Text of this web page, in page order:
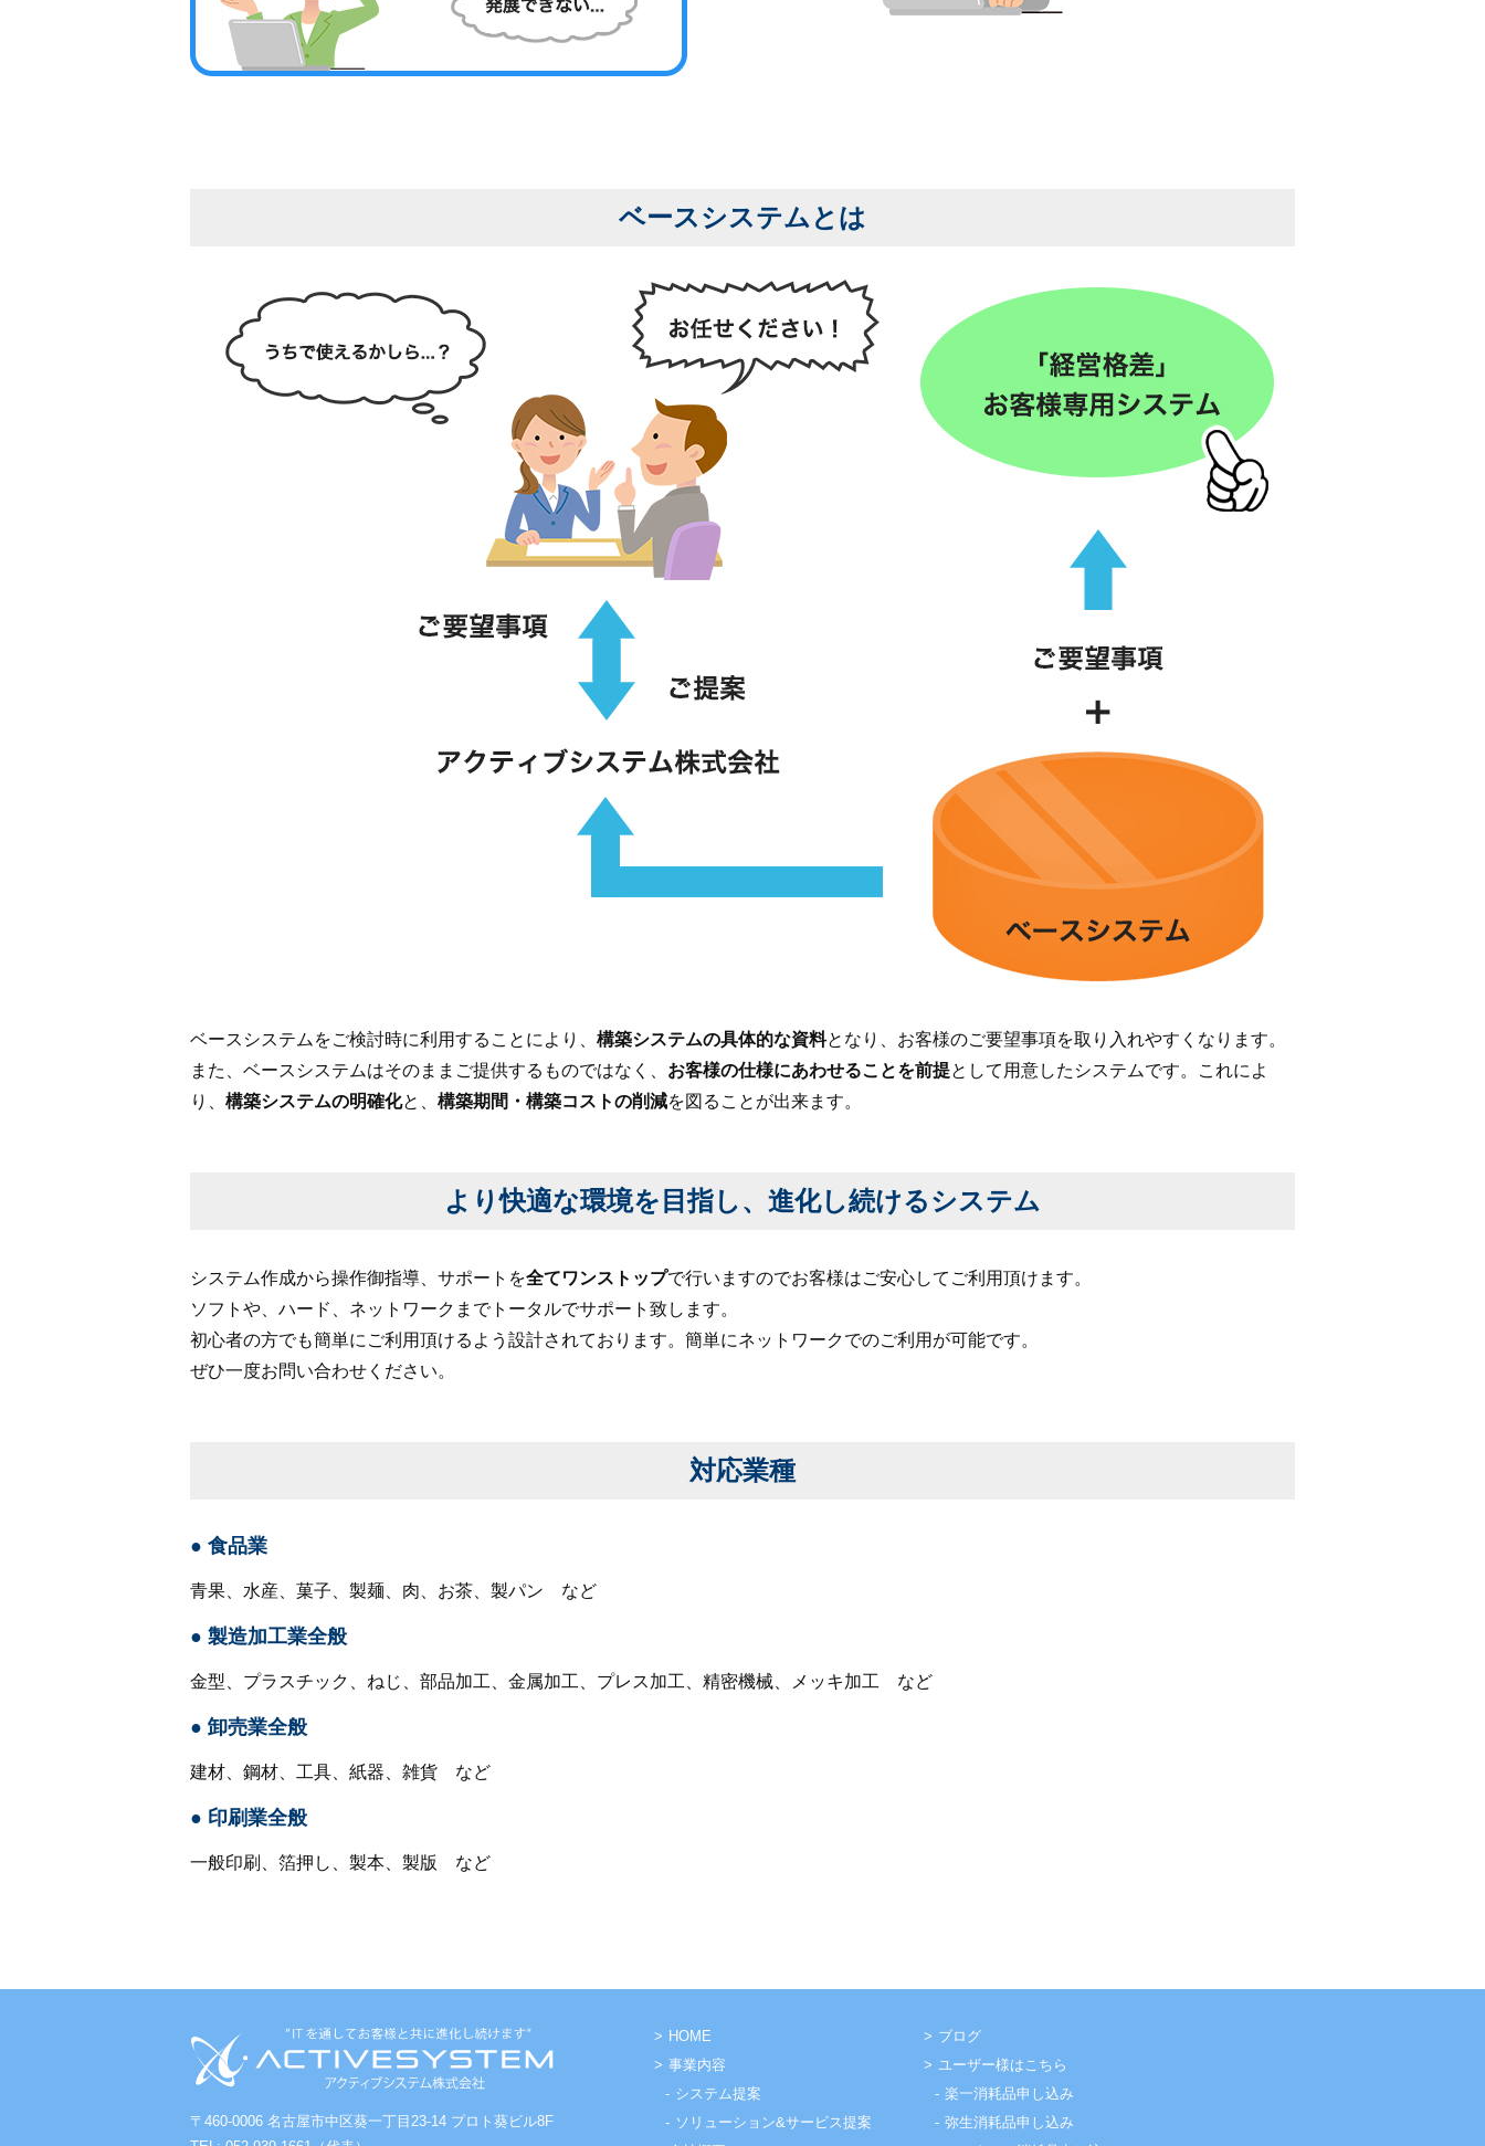
ベースシステムとは
ベースシステムをご検討時に利用することにより、 構築システムの具体的な資料となり、お客様のご要望事項を取り入れやすくなります。
また、ベースシステムはそのままご提供するものではなく、 お客様の仕様にあわせることを前提として用意したシステムです。これによ
り、 構築システムの明確化と、 構築期間・構築コストの削減を図ることが出来ます。
より快適な環境を目指し、進化し続けるシステム
システム作成から操作御指導、サポートを全てワンストップで行いますのでお客様はご安心してご利用頂けます。
ソフトや、ハード、ネットワークまでトータルでサポート致します。
初心者の方でも簡単にご利用頂けるよう設計されております。簡単にネットワークでのご利用が可能です。
ぜひ一度お問い合わせください。
対応業種
食品業
青果、水産、菓子、製麺、肉、お茶、製パン など
製造加工業全般
金型、プラスチック、ねじ、部品加工、金属加工、プレス加工、精密機械、メッキ加工 など
卸売業全般
建材、鋼材、工具、紙器、雑貨 など
印刷業全般
一般印刷、箔押し、製本、製版 など
〒460-0006 名古屋市中区葵一丁目23-14 プロト葵ビル8F
HOME
事業内容
システム提案
ソリューション&サービス提案
ブログ
ユーザー様はこちら
楽一消耗品申し込み
弥生消耗品申し込み